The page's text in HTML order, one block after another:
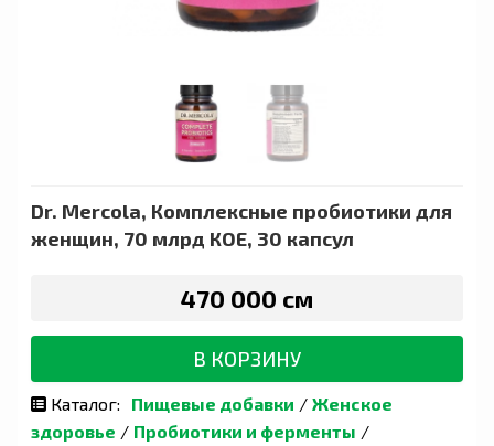
Dr. Mercola, Комплексные пробиотики для
женщин, 70 млрд КОЕ, 30 капсул
470 000 сӯм
В КОРЗИНУ
Каталог: Пищевые добавки / Женское
здоровье / Пробиотики и ферменты /